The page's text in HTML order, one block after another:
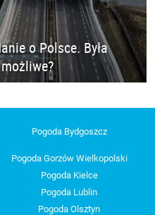
o Polsce. Była
Pogoda Bydgoszcz
Pogoda Gorzów Wielkopolski
Pogoda Kielce
Pogoda Lublin
Pogoda Olsztyn